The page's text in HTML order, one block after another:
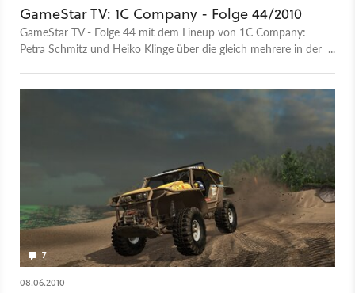
GameStar TV: 1C Company - Folge 44/2010
GameStar TV - Folge 44 mit dem Lineup von 1C Company:
Petra Schmitz und Heiko Klinge über die gleich mehrere in der
7
08.06.2010